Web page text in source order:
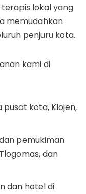
lokal yang
memudahkan
penjuru kota.
kami di
kota, Klojen,
pemukiman
dan
dan hotel di